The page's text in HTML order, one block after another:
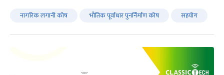
नागरिक लगानी कोष भौतिक पूर्वाधार पुनर्निर्माण कोष सहयोग